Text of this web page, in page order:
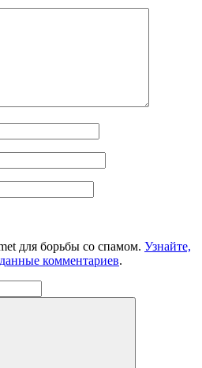
для борьбы со спамом. Узнайте,
комментариев.